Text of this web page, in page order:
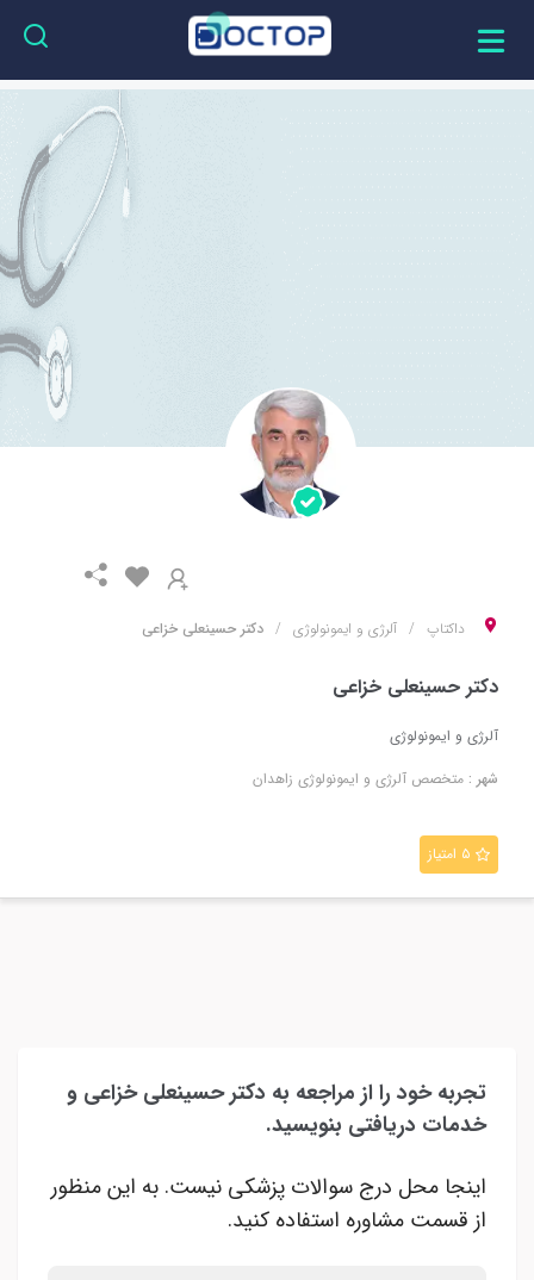
داکتاپ آلرژی و ایمونولوژی دکتر حسینعلی خزاعی
دکتر حسینعلی خزاعی
آلرژی و ایمونولوژی
شهر : متخصص آلرژی و ایمونولوژی زاهدان
۵ امتیاز
تجربه خود را از مراجعه به دکتر حسینعلی خزاعی و
خدمات دریافتی بنویسید.
اینجا محل درج سوالات پزشکی نیست. به این منظور
از قسمت مشاوره استفاده کنید.